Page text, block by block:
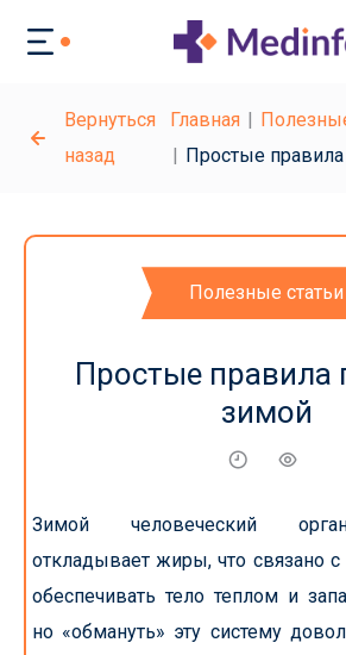
Вернуться
назад
Главная
Простые
Полезные статьи
Простые правила
зимой
Зимой человеческий
откладывает жиры, что связано
обеспечивать тело теплом и
но «обмануть» эту систему